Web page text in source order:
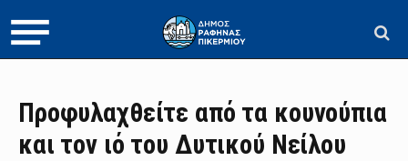
Προφυλαχθείτε από τα κουνούπια
και τον ιό του Δυτικού Νείλου